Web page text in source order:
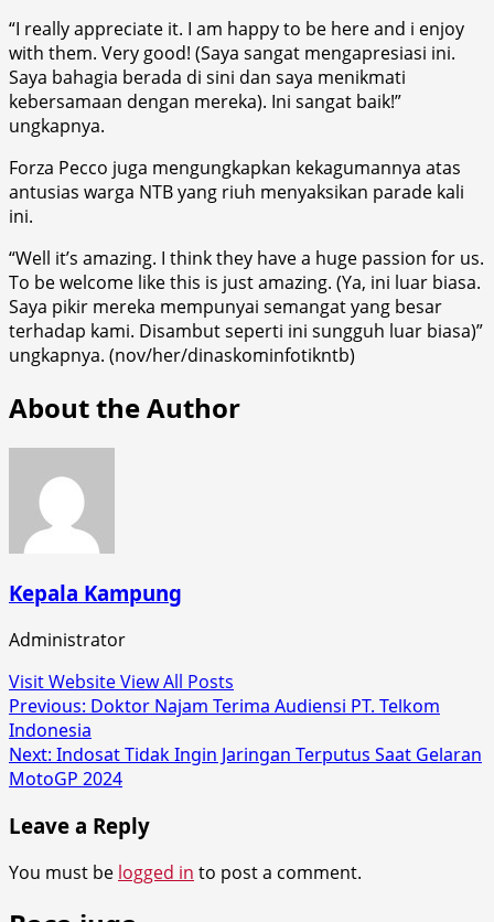
“I really appreciate it. I am happy to be here and i enjoy
with them. Very good! (Saya sangat mengapresiasi ini.
Saya bahagia berada di sini dan saya menikmati
kebersamaan dengan mereka). Ini sangat baik!”
ungkapnya.
Forza Pecco juga mengungkapkan kekagumannya atas
antusias warga NTB yang riuh menyaksikan parade kali
ini.
“Well it’s amazing. I think they have a huge passion for us.
To be welcome like this is just amazing. (Ya, ini luar biasa.
Saya pikir mereka mempunyai semangat yang besar
terhadap kami. Disambut seperti ini sungguh luar biasa)”
ungkapnya. (nov/her/dinaskominfotikntb)
About the Author
Kepala Kampung
Administrator
Visit WebsiteView All Posts
Post
navigation
Previous: Doktor Najam Terima Audiensi PT. Telkom
Indonesia
Next: Indosat Tidak Ingin Jaringan Terputus Saat Gelaran
MotoGP 2024
Leave a Reply
You must be logged in to post a comment.